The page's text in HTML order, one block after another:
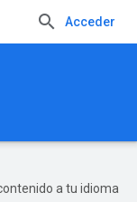
Acceder
a tu idioma